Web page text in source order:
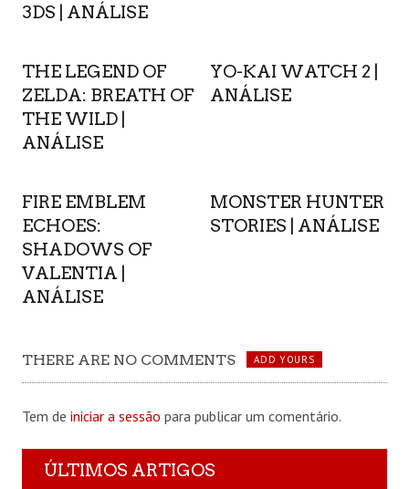
3DS | ANÁLISE
THE LEGEND OF
ZELDA: BREATH OF
THE WILD |
ANÁLISE
YO-KAI WATCH 2 |
ANÁLISE
FIRE EMBLEM
ECHOES:
SHADOWS OF
VALENTIA |
ANÁLISE
MONSTER HUNTER
STORIES | ANÁLISE
THERE ARE NO COMMENTS ADD YOURS
Tem de iniciar a sessão para publicar um comentário.
ÚLTIMOS ARTIGOS